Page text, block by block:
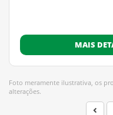
MAIS
Foto meramente ilustrativa, os
alterações.